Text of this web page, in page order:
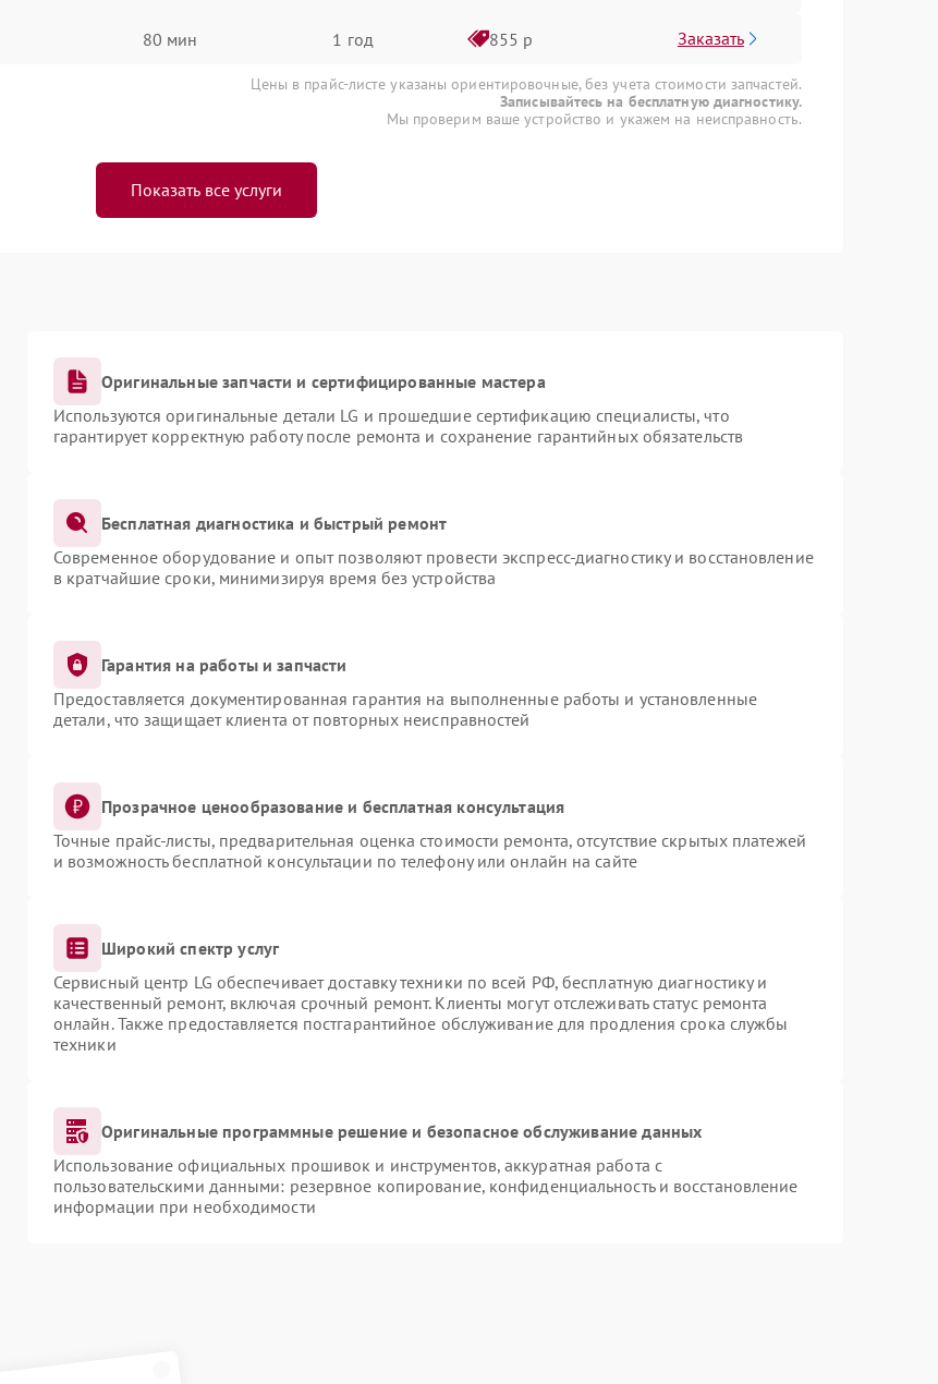
80 мин 1 год 855 р Заказать
Цены в прайс-листе указаны ориентировочные, без учета стоимости запчастей.
Записывайтесь на бесплатную диагностику.
Мы проверим ваше устройство и укажем на неисправность.
Показать все услуги
Оригинальные запчасти и сертифицированные мастера
Используются оригинальные детали LG и прошедшие сертификацию специалисты, что
гарантирует корректную работу после ремонта и сохранение гарантийных обязательств
Бесплатная диагностика и быстрый ремонт
Современное оборудование и опыт позволяют провести экспресс-диагностику и восстановление
в кратчайшие сроки, минимизируя время без устройства
Гарантия на работы и запчасти
Предоставляется документированная гарантия на выполненные работы и установленные
детали, что защищает клиента от повторных неисправностей
Прозрачное ценообразование и бесплатная консультация
Точные прайс-листы, предварительная оценка стоимости ремонта, отсутствие скрытых платежей
и возможность бесплатной консультации по телефону или онлайн на сайте
Широкий спектр услуг
Сервисный центр LG обеспечивает доставку техники по всей РФ, бесплатную диагностику и
качественный ремонт, включая срочный ремонт. Клиенты могут отслеживать статус ремонта
онлайн. Также предоставляется постгарантийное обслуживание для продления срока службы
техники
Оригинальные программные решение и безопасное обслуживание данных
Использование официальных прошивок и инструментов, аккуратная работа с
пользовательскими данными: резервное копирование, конфиденциальность и восстановление
информации при необходимости